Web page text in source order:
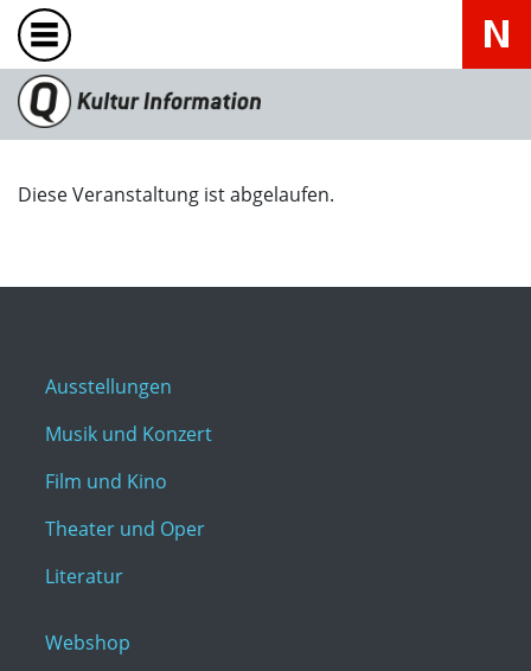
Diese Veranstaltung ist abgelaufen.
Ausstellungen
Musik und Konzert
Film und Kino
Theater und Oper
Literatur
Webshop